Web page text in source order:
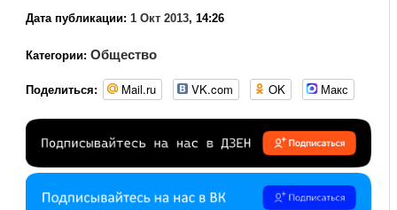
Дата публикации: 1 Окт 2013, 14:26
Категории: Общество
Поделиться: Mail.ru VK.com OK Макс